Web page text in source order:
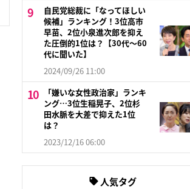
自民党総裁に「なってほしい
候補」ランキング！3位高市
早苗、2位小泉進次郎を抑え
た圧倒的1位は？【30代〜60
代に聞いた】
2024/09/26 11:00
「嫌いな女性政治家」ランキ
ング…3位生稲晃子、2位杉
田水脈を大差で抑えた1位
は？
2023/12/16 06:00
人気タグ